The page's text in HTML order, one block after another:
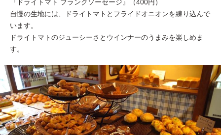
『ドライトマト フランクソーセージ』（400円）
自慢の生地には、ドライトマトとフライドオニオンを練り込んで
います。
ドライトマトのジューシーさとウインナーのうまみを楽しめま
す。